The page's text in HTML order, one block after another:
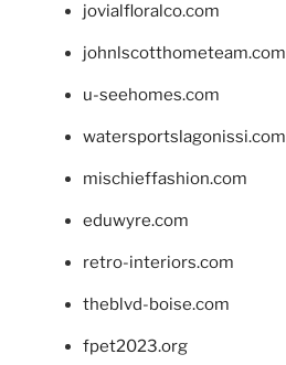
jovialfloralco.com
johnlscotthometeam.com
u-seehomes.com
watersportslagonissi.com
mischieffashion.com
eduwyre.com
retro-interiors.com
theblvd-boise.com
fpet2023.org